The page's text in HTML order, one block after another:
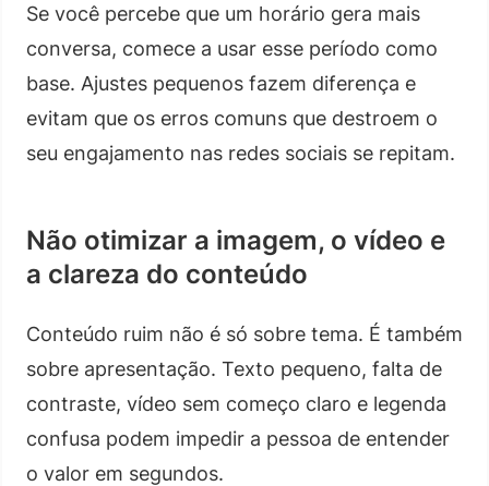
Se você percebe que um horário gera mais
conversa, comece a usar esse período como
base. Ajustes pequenos fazem diferença e
evitam que os erros comuns que destroem o
seu engajamento nas redes sociais se repitam.
Não otimizar a imagem, o vídeo e
a clareza do conteúdo
Conteúdo ruim não é só sobre tema. É também
sobre apresentação. Texto pequeno, falta de
contraste, vídeo sem começo claro e legenda
confusa podem impedir a pessoa de entender
o valor em segundos.